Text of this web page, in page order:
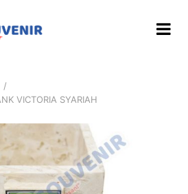
VICTORIA SYARIAH